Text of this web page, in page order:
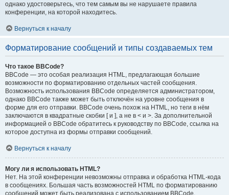
однако удостоверьтесь, что тем самым вы не нарушаете правила
конференции, на которой находитесь.
Вернуться к началу
Форматирование сообщений и типы создаваемых тем
Что такое BBCode?
BBCode — это особая реализация HTML, предлагающая большие
возможности по форматированию отдельных частей сообщения.
Возможность использования BBCode определяется администратором,
однако BBCode также может быть отключён на уровне сообщения в
форме для его отправки. BBCode очень похож на HTML, но теги в нём
заключаются в квадратные скобки [ и ], а не в < и >. За дополнительной
информацией о BBCode обратитесь к руководству по BBCode, ссылка на
которое доступна из формы отправки сообщений.
Вернуться к началу
Могу ли я использовать HTML?
Нет. На этой конференции невозможны отправка и обработка HTML-кода
в сообщениях. Большая часть возможностей HTML по форматированию
сообщений может быть реализована с использованием BBCode.